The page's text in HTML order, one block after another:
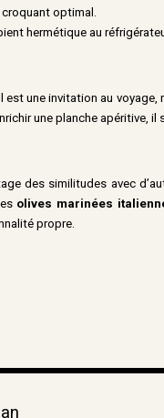
optimal.
hermétique au
une invitation au
une planche apéritive,
des similitudes avec
olives marinées
propre.